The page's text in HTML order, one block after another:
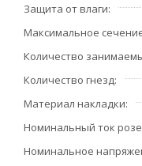
Защита от влаги
Максимальное
Количество
Количество гнезд
Материал накладки
Номинальный ток
Номинальное